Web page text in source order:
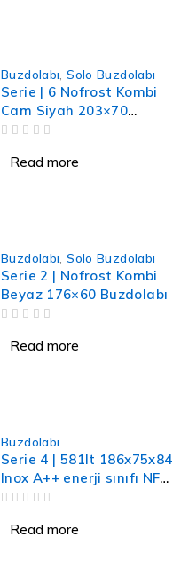
Buzdolabı ,Solo Buzdolabı
Serie | 6 Nofrost Kombi
Cam Siyah 203×70
Buzdolabı
Read more
Buzdolabı ,Solo Buzdolabı
Serie 2 | Nofrost Kombi
Beyaz 176×60 Buzdolabı
Read more
Buzdolabı
Serie 4 | 581lt 186x75x84
Inox A++ enerji sınıfı NF
iyonizer özellikli
Read more